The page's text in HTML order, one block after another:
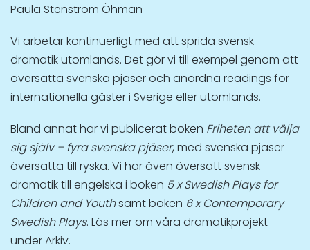
Paula Stenström Öhman
Vi arbetar kontinuerligt med att sprida svensk
dramatik utomlands. Det gör vi till exempel genom att
översätta svenska pjäser och anordna readings för
internationella gäster i Sverige eller utomlands.
Bland annat har vi publicerat boken Friheten att välja
sig själv – fyra svenska pjäser, med svenska pjäser
översatta till ryska. Vi har även översatt svensk
dramatik till engelska i boken 5 x Swedish Plays for
Children and Youthsamt boken 6 x Contemporary
Swedish Plays. Läs mer om våra dramatikprojekt
under Arkiv.